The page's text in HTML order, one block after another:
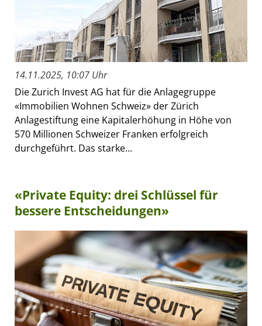
14.11.2025, 10:07 Uhr
Die Zurich Invest AG hat für die Anlagegruppe
«Immobilien Wohnen Schweiz» der Zürich
Anlagestiftung eine Kapitalerhöhung in Höhe von
570 Millionen Schweizer Franken erfolgreich
durchgeführt. Das starke...
«Private Equity: drei Schlüssel für
bessere Entscheidungen»